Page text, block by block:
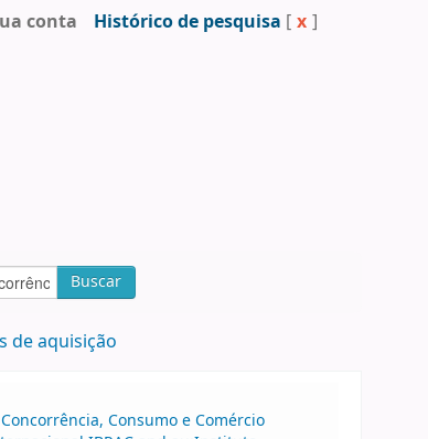
conta Histórico de pesquisa [ x ]
Buscar
de aquisição
Consumo e Comércio